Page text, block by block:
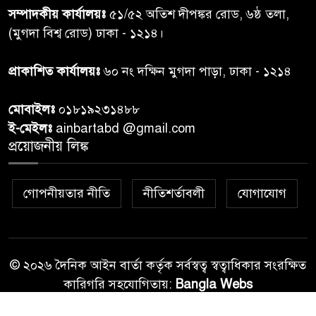
কুলাউড়া সীমান্তে বিএসএফের
৮
নেওয়ার পর ভারতীয় নাগরিক আটক
৯
১০
সম্পাদকীয় কার্যালয়ঃ ৫১/৫২ অতিশ দীপঙ্কর রোড, ৬ষ্ঠ তলা,
(মুগদা বিশ্ব রোড) ঢাকা - ১২১৪।
প্রাকাশিত কার্যালয়ঃ৬০ নং দক্ষিন মুগদা পাড়া, ঢাকা - ১২১৪
মোবাইলঃ ০১৮১৯২৩১৪৮৮
ই-মেইলঃ ainbartabd @gmail.com
প্রয়োজনীয় লিঙ্ক
গোপনীয়তার নীতি নীতিশর্তাবলী যোগাযোগ
© ২০২৬ দৈনিক আইন বার্তা কর্তৃক সর্বস্বত্ব স্বত্বাধিকার সংরক্ষিত
কারিগরি সহযোগিতায়: Bangla Webs